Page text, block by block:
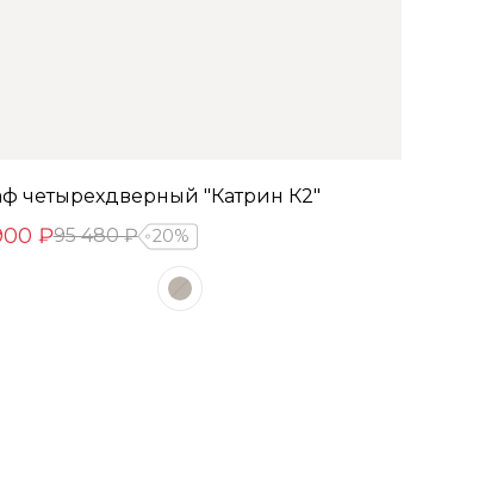
четырехдверный "Катрин К2"
₽95 480 ₽ 20%